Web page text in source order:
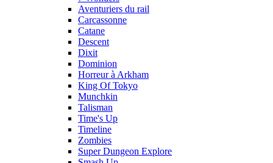
Aventuriers du rail
Carcassonne
Catane
Descent
Dixit
Dominion
Horreur à Arkham
King Of Tokyo
Munchkin
Talisman
Time's Up
Timeline
Zombies
Super Dungeon Explore